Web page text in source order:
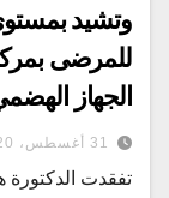
وتشيد
للمرضى
الجهاز
31 أغسطس، 2020
تفقدت الدكتورة